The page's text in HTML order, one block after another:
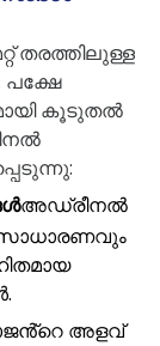
തരത്തിലുള്ള
പക്ഷേ
കൂടുതൽ
അഡ്രീനൽ
അളവ്